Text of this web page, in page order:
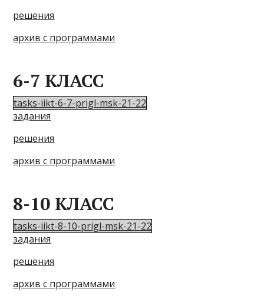
решения
архив с программами
6-7 КЛАСС
tasks-iikt-6-7-prigl-msk-21-22
задания
решения
архив с программами
8-10 КЛАСС
tasks-iikt-8-10-prigl-msk-21-22
задания
решения
архив с программами